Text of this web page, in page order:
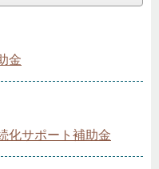
金
化サポート補助金